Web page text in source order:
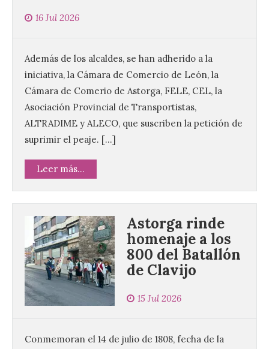
16 Jul 2026
Además de los alcaldes, se han adherido a la
iniciativa, la Cámara de Comercio de León, la
Cámara de Comerio de Astorga, FELE, CEL, la
Asociación Provincial de Transportistas,
ALTRADIME y ALECO, que suscriben la petición de
suprimir el peaje. […]
Leer más...
Astorga rinde
homenaje a los
800 del Batallón
de Clavijo
15 Jul 2026
Conmemoran el 14 de julio de 1808, fecha de la